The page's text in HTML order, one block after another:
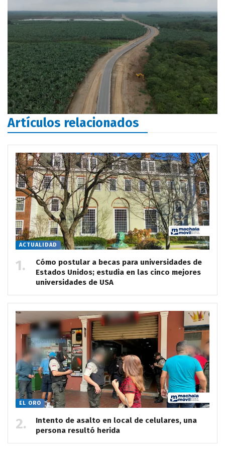
Artículos relacionados
ACTUALIDAD
Cómo postular a becas para universidades de
Estados Unidos; estudia en las cinco mejores
universidades de USA
EL ORO
Intento de asalto en local de celulares, una
persona resultó herida